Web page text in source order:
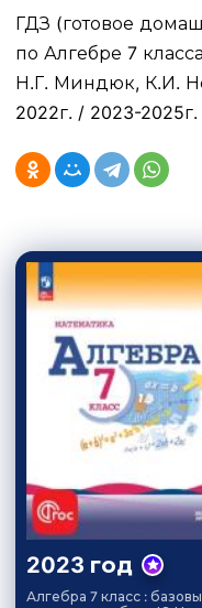
ГДЗ (готовое
по Алгебре 7
Н.Г. Миндюк, К.И.
2022г. / 2023-
2023 год
Алгебра 7 класс :